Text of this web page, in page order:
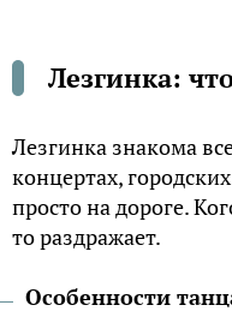
Лезгинка:
Лезгинка знакома
концертах,
просто на дороге.
то раздражает.
Особенности